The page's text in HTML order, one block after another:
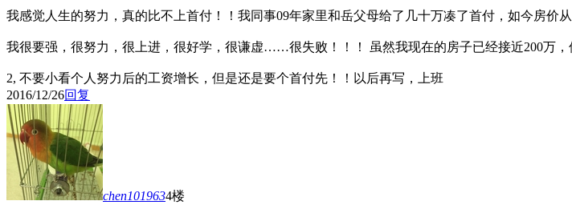
我感觉人生的努力，真的比不上首付！！我同事09年家里和岳父母给了几十万凑了首付，如今房价
我很要强，很努力，很上进，很好学，很谦虚……很失败！！！ 虽然我现在的房子已经接近200万
2, 不要小看个人努力后的工资增长，但是还是要个首付先！！以后再写，上班
2016/12/26回复
chen1019634楼